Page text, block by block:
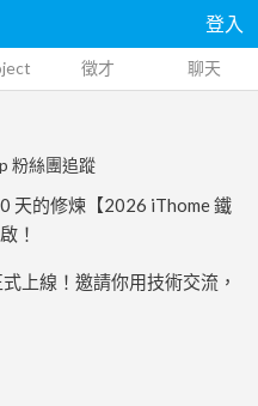
登入
徵才 聊天
粉絲團追蹤
天的修煉【2026 iThome 鐵
！
上線！邀請你用技術交流，